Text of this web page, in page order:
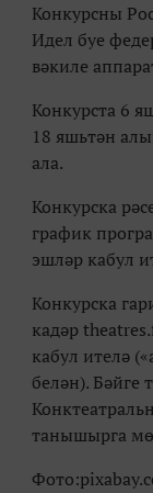
Конкурсны
Идел буе
вәкиле
Конкурста 6
18 яшьтән
ала.
Конкурска
график
эшләр кабул
Конкурска
кадәр
кабул ителә
белән). Бәйге
танышырга